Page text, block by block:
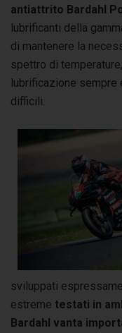
antiattrito Bardahl
lubrificanti della
di mantenere la
spettro di
lubrificazione sempre
difficili.
sviluppati
estreme testati in
Bardahl vanta